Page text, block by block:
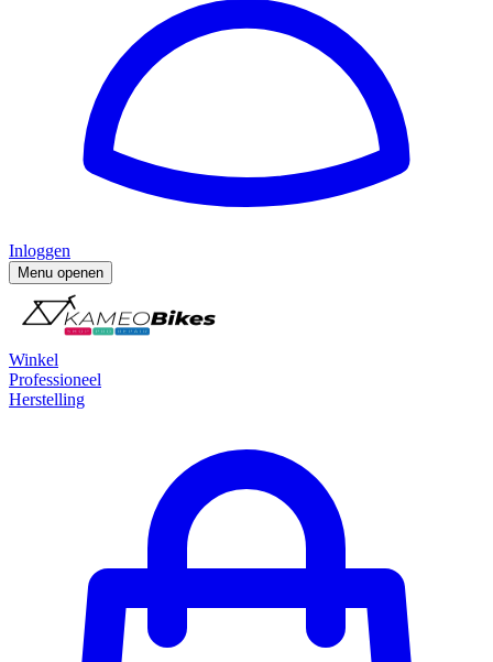
Inloggen
Menu openen
Winkel
Professioneel
Herstelling